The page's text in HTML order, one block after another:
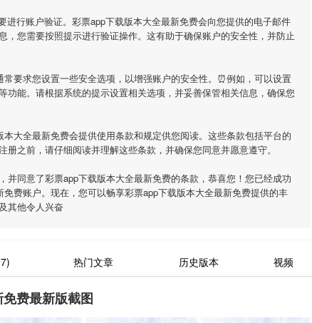
行账户验证。 彩票app下载版本大全最新免费会向您提供的电子邮件
，您需要按照提示进行验证操作。这有助于确保账户的安全性，并防止
常要求您设置一些安全选项，以增强账户的安全性。⏰例如，可以设置
功能。请根据系统的提示设置相关选项，并妥善保管相关信息，确保您
本大全最新免费会提供使用条款和规定供您阅读。这些条款包括平台的
册之前，请仔细阅读并理解这些条款，并确保您同意并愿意遵守。
并同意了彩票app下载版本大全最新免费的条款，恭喜您！您已经成功
费账户。现在，您可以畅享彩票app下载版本大全最新免费提供的丰
其他令人兴奋
热门文章 历史版本 视频
费最新版截图